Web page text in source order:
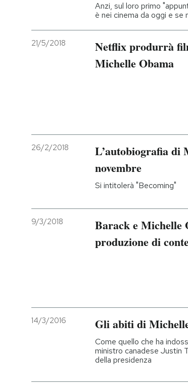
Anzi, sul loro primo
è nei cinema da oggi e
21/5/2018
Netflix produrrà
Michelle Obama
26/2/2018
L’autobiografia di
novembre
Si intitolerà "Becoming"
9/3/2018
Barack e Michelle
produzione di
14/3/2016 Gli abiti di
Come quello che ha
ministro canadese Justin
della presidenza